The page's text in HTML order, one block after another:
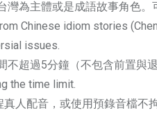
灣為主體或是成語故事角色
Chinese idiom stories
issues.
不超過5分鐘（不包含前置與
the time limit.
真人配音，或使用預錄音檔不